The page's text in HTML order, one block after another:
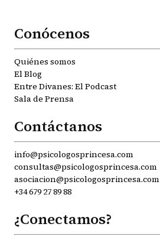
Conócenos
Quiénes somos
El Blog
Entre Divanes: El Podcast
Sala de Prensa
Contáctanos
info@psicologosprincesa.com
consultas@psicologosprincesa.com
asociacion@psicologosprincesa.com
+34 679 27 89 88
¿Conectamos?